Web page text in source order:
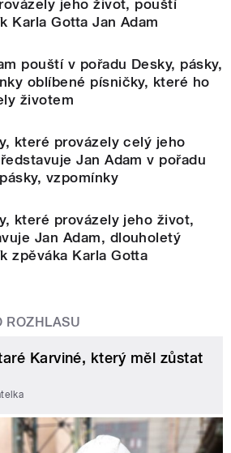
jeho život, pouští
Karla Gotta Jan Adam
pouští v pořadu Desky, pásky,
oblíbené písničky, které ho
životem
které provázely celý jeho
Jan Adam v pořadu
vzpomínky
které provázely jeho život,
Jan Adam, dlouholetý
zpěváka Karla Gotta
ROZHLASU
Karviné, který měl zůstat